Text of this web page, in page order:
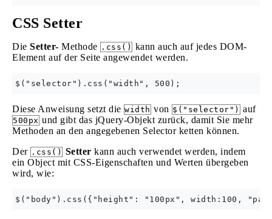
CSS Setter
Die Setter- Methode .css() kann auch auf jedes DOM-
Element auf der Seite angewendet werden.
Diese Anweisung setzt die width von $("selector") auf
500px und gibt das jQuery-Objekt zurück, damit Sie mehr
Methoden an den angegebenen Selector ketten können.
Der .css() Setter kann auch verwendet werden, indem
ein Object mit CSS-Eigenschaften und Werten übergeben
wird, wie: